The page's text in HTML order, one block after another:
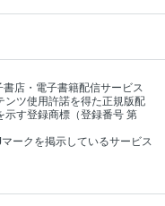
店・電子書籍配信サービス
ンツ使用許諾を得た正規版配
示す登録商標（登録番号 第
ークを掲示しているサービス